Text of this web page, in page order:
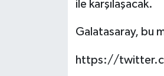
ile karşılaşacak.
Galatasaray, bu
https://